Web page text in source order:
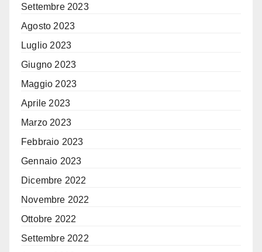
Settembre 2023
Agosto 2023
Luglio 2023
Giugno 2023
Maggio 2023
Aprile 2023
Marzo 2023
Febbraio 2023
Gennaio 2023
Dicembre 2022
Novembre 2022
Ottobre 2022
Settembre 2022